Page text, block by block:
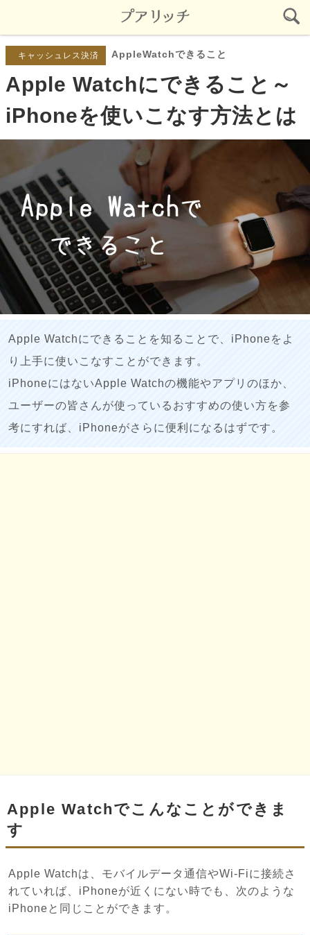
キャッシュレス決済 AppleWatchできること
Apple Watchにできること～
iPhoneを使いこなす方法とは
Apple Watchにできることを知ることで、iPhoneをよ
り上手に使いこなすことができます。
iPhoneにはないApple Watchの機能やアプリのほか、
ユーザーの皆さんが使っているおすすめの使い方を参
考にすれば、iPhoneがさらに便利になるはずです。
Apple Watchでこんなことができま
す
Apple Watchは、モバイルデータ通信やWi-Fiに接続さ
れていれば、iPhoneが近くにない時でも、次のような
iPhoneと同じことができます。